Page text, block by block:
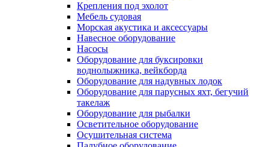
Крепления под эхолот
Мебель судовая
Морская акустика и аксессуары
Навесное оборудование
Насосы
Оборудование для буксировки
воднолыжника, вейкборда
Оборудование для надувных лодок
Оборудование для парусных яхт, бегучий
такелаж
Оборудование для рыбалки
Осветительное оборудование
Осушительная система